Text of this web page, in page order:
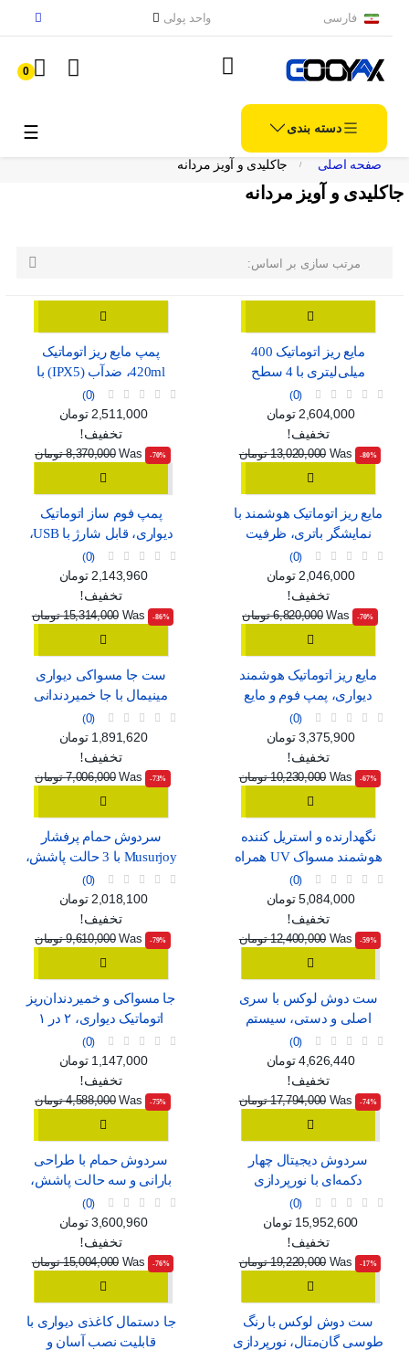
فارسی واحد پولی
0
دسته بندی ☰
صفحه اصلی جاکلیدی و آویز مردانه
جاکلیدی و آویز مردانه
مرتب سازی بر اساس: 
مایع ریز اتوماتیک 400
میلی‌لیتری با 4 سطح
تنظیم، موجود در دو رنگ
سفید و مشکی
0
قیمت عادی
قیمت
2,604,000 تومان
تخفیف!
‎-80%
Was 13,020,000 تومان
پمپ مایع ریز اتوماتیک
420ml، ضدآب (IPX5) با
C
0
قیمت عادی
قیمت
2,511,000 تومان
تخفیف!
‎-70%
Was 8,370,000 تومان
مایع ریز اتوماتیک هوشمند با
نمایشگر باتری، ظرفیت
420ml و استاندارد ضدآب
IPX5
0
قیمت عادی
قیمت
2,046,000 تومان
تخفیف!
‎-70%
Was 6,820,000 تومان
پمپ فوم ساز اتوماتیک
دیواری، قابل شارژ با USB،
طرح مینیمال سفید و آبی
0
قیمت عادی
قیمت
2,143,960 تومان
تخفیف!
‎-86%
Was 15,314,000 تومان
مایع ریز اتوماتیک هوشمند
دیواری، پمپ فوم و مایع
تنظیم
0
قیمت عادی
قیمت
3,375,900 تومان
تخفیف!
‎-67%
Was 10,230,000 تومان
ست جا مسواکی دیواری
مینیمال با جا خمیردندانی
اتوماتیک، لیوان آهنربایی و
دو کشو ارگانایزر
0
قیمت عادی
قیمت
1,891,620 تومان
تخفیف!
‎-73%
Was 7,006,000 تومان
نگهدارنده و استریل کننده
هوشمند مسواک UV همراه
با خشک‌کن و جای لیوان
0
قیمت عادی
قیمت
5,084,000 تومان
تخفیف!
‎-59%
Was 12,400,000 تومان
سردوش حمام پرفشار
Musurjoy با 3 حالت پاشش،
مدل گرد 15 سانتی‌متری
0
قیمت عادی
قیمت
2,018,100 تومان
تخفیف!
‎-79%
Was 9,610,000 تومان
ست دوش لوکس با سری
اصلی و دستی، سیستم
فشار قوی و شلنگ بلند
0
قیمت عادی
قیمت
4,626,440 تومان
تخفیف!
‎-74%
Was 17,794,000 تومان
جا مسواکی و خمیردندان‌ریز
اتوماتیک دیواری، ۲ در ۱
0
قیمت عادی
قیمت
1,147,000 تومان
تخفیف!
‎-75%
Was 4,588,000 تومان
سردوش دیجیتال چهار
دکمه‌ای با نورپردازی
محیطی و رنگ خاکستری
0
قیمت عادی
قیمت
15,952,600 تومان
تخفیف!
‎-17%
Was 19,220,000 تومان
سردوش حمام با طراحی
بارانی و سه حالت پاشش،
مناسب برای خانواده
0
قیمت عادی
قیمت
3,600,960 تومان
تخفیف!
‎-76%
Was 15,004,000 تومان
ست دوش لوکس با رنگ
طوسی گان‌متال، نورپردازی
جا دستمال کاغذی دیواری با
قابلیت نصب آسان و